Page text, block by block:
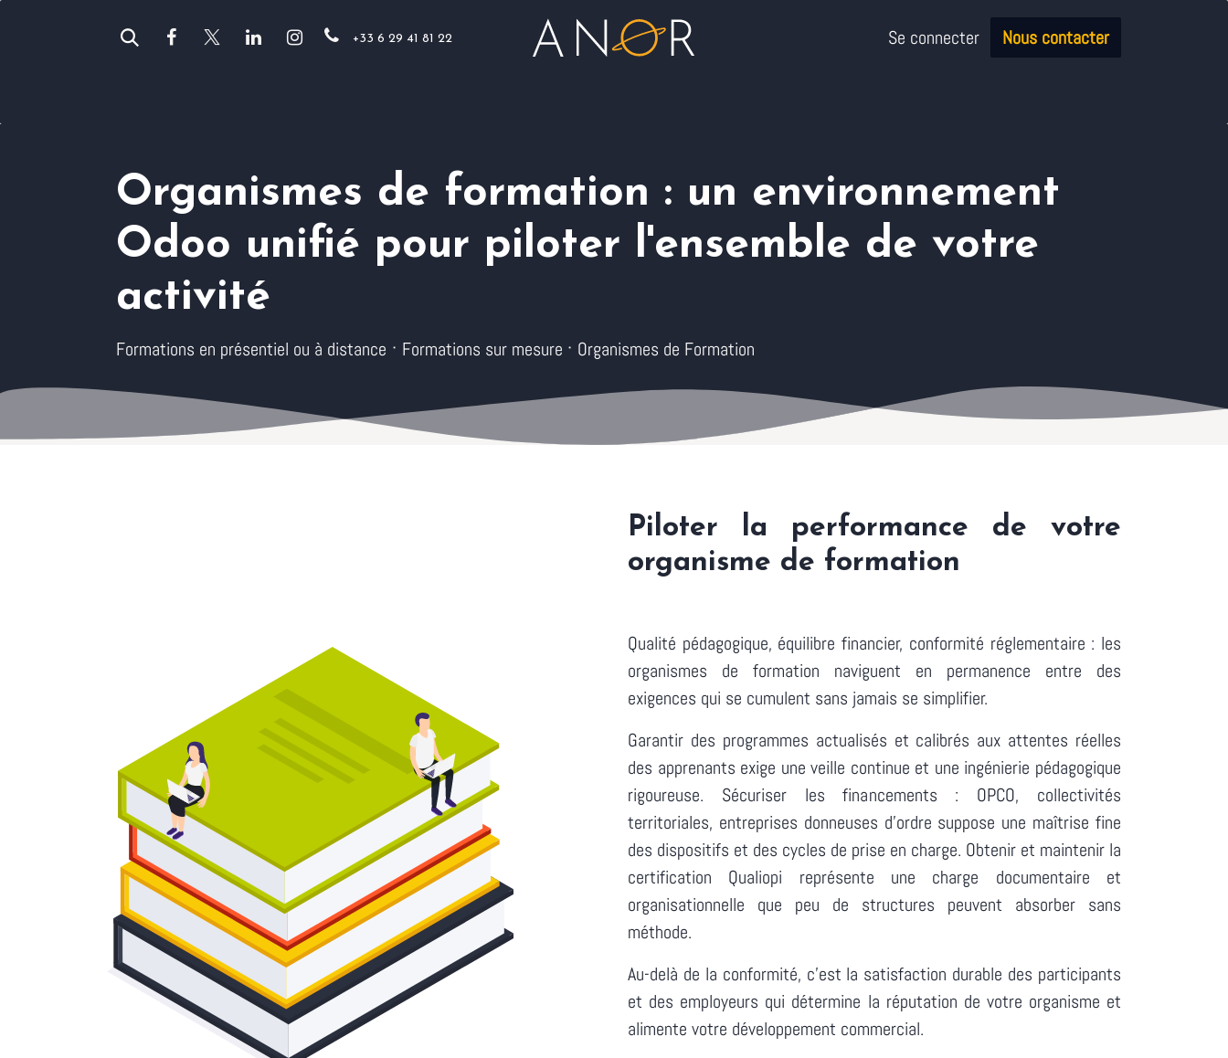
+33 6 29 41 81 22 Se connecter Nous contacter
Organismes de formation : un environnement
Odoo unifié pour piloter l'ensemble de votre
activité
Formations en présentiel ou à distance · Formations sur mesure · Organismes de Formation
Piloter la performance de votre
organisme de formation
Qualité pédagogique, équilibre financier, conformité réglementaire : les
organismes de formation naviguent en permanence entre des
exigences qui se cumulent sans jamais se simplifier.
Garantir des programmes actualisés et calibrés aux attentes réelles
des apprenants exige une veille continue et une ingénierie pédagogique
rigoureuse. Sécuriser les financements : OPCO, collectivités
territoriales, entreprises donneuses d'ordre suppose une maîtrise fine
des dispositifs et des cycles de prise en charge. Obtenir et maintenir la
certification Qualiopi représente une charge documentaire et
organisationnelle que peu de structures peuvent absorber sans
méthode.
Au-delà de la conformité, c'est la satisfaction durable des participants
et des employeurs qui détermine la réputation de votre organisme et
alimente votre développement commercial.